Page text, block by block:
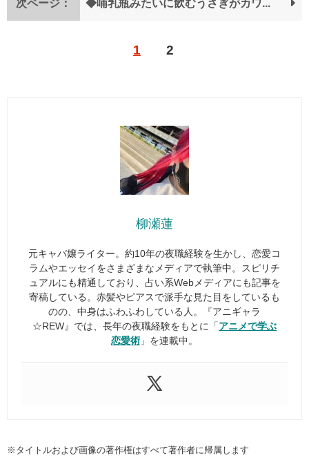
次ページ：
1 2
柳瀬蓮
元キャバ嬢ライター。約10年の夜職経験を生かし、恋愛コ
ラムやエッセイをさまざまなメディアで執筆中。スピリチ
ュアルにも精通しており、占い系Webメディアにも記事を
寄稿している。赤髪やピアスで派手な見た目をしているも
のの、中身はふわふわしている人。『アニギャラ
☆REW』では、長年の夜職経験をもとに「 アニメで学ぶ
恋愛術 」を連載中。
※タイトルおよび画像の著作権はすべて著作者に帰属します